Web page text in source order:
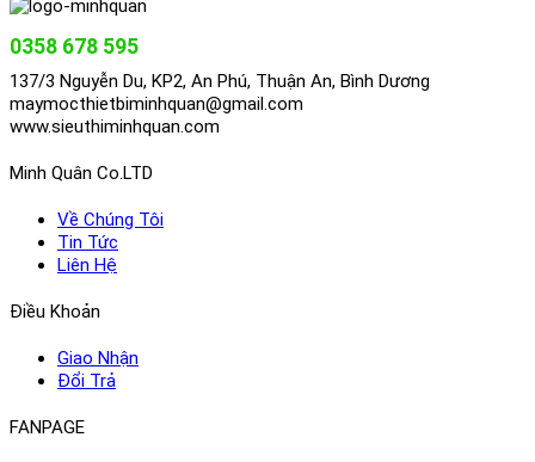
0358 678 595
137/3 Nguyễn Du, KP2, An Phú, Thuận An, Bình Dương
maymocthietbiminhquan@gmail.com
www.sieuthiminhquan.com
Minh Quân Co.LTD
Về Chúng Tôi
Tin Tức
Liên Hệ
Điều Khoản
Giao Nhận
Đổi Trả
FANPAGE